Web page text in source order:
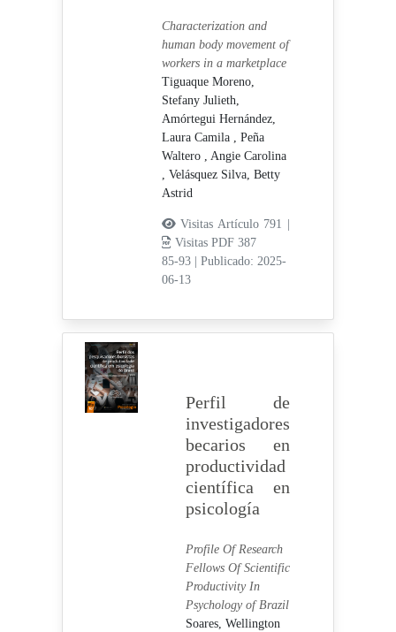
Characterization and
human body movement of
workers in a marketplace
Tiguaque Moreno,
Stefany Julieth,
Amórtegui Hernández,
Laura Camila , Peña
Waltero , Angie Carolina
, Velásquez Silva, Betty
Astrid
Visitas Artículo 791 |
Visitas PDF 387
85-93
Publicado: 2025-
06-13
Perfil de
investigadores
becarios en
productividad
científica en
psicología
Profile Of Research
Fellows Of Scientific
Productivity In
Psychology of Brazil
Soares, Wellington